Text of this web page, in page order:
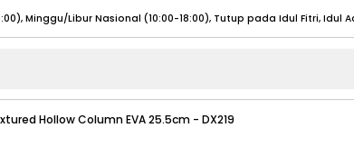
- 20:00), Sabtu - Minggu (08:00 - 20:00), Tutup pada Idul Fitri
Sabtu - Minggu/ Libur Nasional (08:00 - 17:00)
Hollow Column EVA 25.5cm - DX219